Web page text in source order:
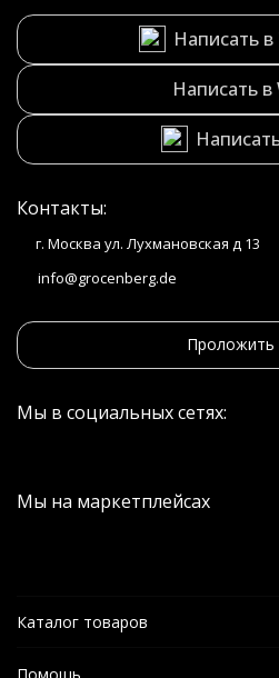
Написать
Написать в
Контакты:
г. Москва ул. Лухмановская д 13
info@grocenberg.de
Проложить
Мы в социальных сетях:
Мы на маркетплейсах
Каталог товаров